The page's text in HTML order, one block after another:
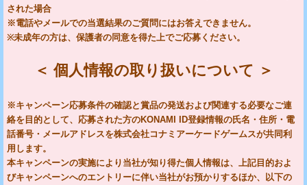
された場合
※電話やメールでの当選結果のご質問にはお答えできません。
※未成年の方は、保護者の同意を得た上でご応募ください。
＜ 個人情報の取り扱いについて ＞
※キャンペーン応募条件の確認と賞品の発送および関連する必要なご連
絡を目的として、応募された方のKONAMI ID登録情報の氏名・住所・電
話番号・メールアドレスを株式会社コナミアーケードゲームスが共同利
用します。
本キャンペーンの実施により当社が知り得た個人情報は、上記目的およ
びキャンペーンへのエントリーに伴い当社がお預かりするほか、以下の